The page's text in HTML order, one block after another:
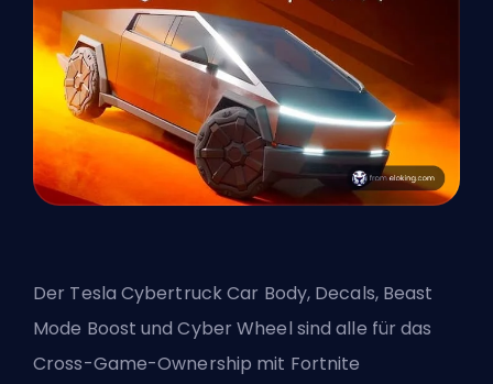
Der Tesla Cybertruck Car Body, Decals, Beast
Mode Boost und Cyber Wheel sind alle für das
Cross-Game-Ownership mit Fortnite